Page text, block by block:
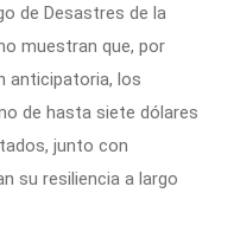
de Desastres de la
muestran que, por
anticipatoria, los
de hasta siete dólares
junto con
su resiliencia a largo